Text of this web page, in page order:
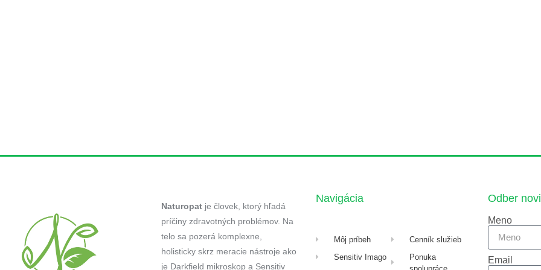
Naturopatje človek, ktorý hľadá
príčiny zdravotných problémov. Na
telo sa pozerá komplexne,
holisticky skrz meracie nástroje ako
je Darkfield mikroskop a Sensitiv
Navigácia
Môj príbeh
Sensitiv Imago
Cenník služieb
Ponuka
Odber
Meno
Email